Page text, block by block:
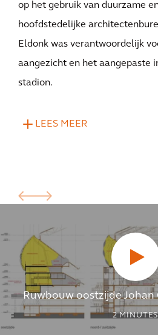
op het gebruik van duurzame
hoofdstedelijke
Eldonk was verantwoordelijk
aangezicht en het aangepaste
stadion.
LEES MEER
Ruwbouw oostzijde Johan
2